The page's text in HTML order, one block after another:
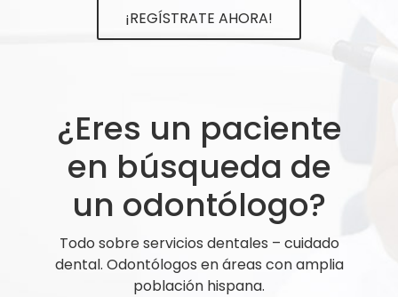
¡REGÍSTRATE AHORA!
¿Eres un paciente
en búsqueda de
un odontólogo?
Todo sobre servicios dentales – cuidado
dental. Odontólogos en áreas con amplia
población hispana.